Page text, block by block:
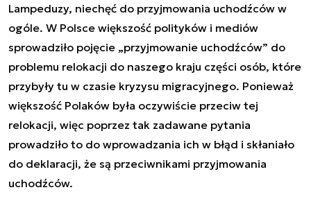
Lampeduzy, niechęć do przyjmowania uchodźców w
ogóle. W Polsce większość polityków i mediów
sprowadziło pojęcie „przyjmowanie uchodźców” do
problemu relokacji do naszego kraju części osób, które
przybyły tu w czasie kryzysu migracyjnego. Ponieważ
większość Polaków była oczywiście przeciw tej
relokacji, więc poprzez tak zadawane pytania
prowadziło to do wprowadzania ich w błąd i skłaniało
do deklaracji, że są przeciwnikami przyjmowania
uchodźców.